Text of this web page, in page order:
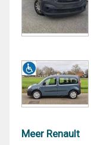
Meer Renault